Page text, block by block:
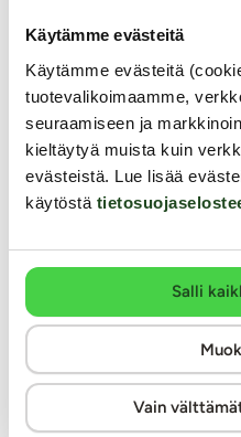
Käytämme evästeitä
Käytämme evästeitä
tuotevalikoimaamme,
seuraamiseen ja
kieltäytyä muista kuin
evästeistä. Lue lisää
käytöstä
Salli
Vain
Klassisen valkoiset, suorat,
polvisukat, joiden kokopituus
yläreunassa 4 cm korkea
kärki- eikä kantavahvikkeita.
Sukat sopivat erinomaisesti
9.99 €
Muut asiakkaat